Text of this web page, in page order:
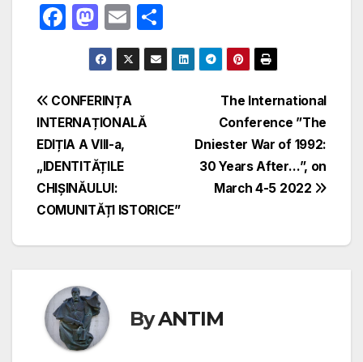
F
e
b
o
o
k
M
a
st
o
d
o
n
E
m
ail
ar
ta
Navigare
în
articole
The International
Conference ”The
Dniester War of 1992:
30 Years After…”, on
March 4-5 2022
CONFERINȚA
INTERNAȚIONALĂ
EDIȚIA A VIII-a,
„IDENTITĂȚILE
CHIȘINĂULUI:
COMUNITĂȚI ISTORICE”
ByANTIM